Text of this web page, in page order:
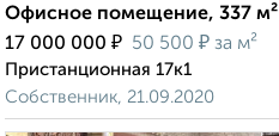
Офисное помещение, 337 м²
17 000 000 ₽ 50 500 ₽ за м²
Пристанционная 17к1
Собственник, 21.09.2020